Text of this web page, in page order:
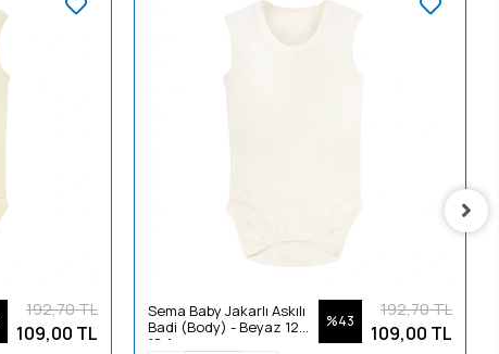
192,70 TL
109,00 TL
Sema Baby Jakarlı Askılı
Badi (Body) - Beyaz 12-
18 Ay
%43
192,70 TL
109,00 TL